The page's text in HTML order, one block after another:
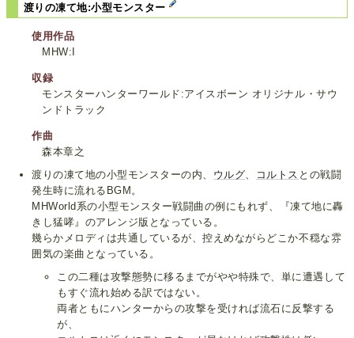
渡りの凍て地:小型モンスター
使用作品
MHW:I
収録
モンスターハンターワールド:アイスボーン オリジナル・サウ
ンドトラック
作曲
森本章之
渡りの凍て地の小型モンスターの内、 ウルグ コルトス との戦闘
発生時に流れるBGM。
MHWorld系の小型モンスター戦闘曲の例にもれず、『凍て地に轟
きし猛哮』のアレンジ版となっている。
幾らかメロディは共通しているが、控えめながらどこか不穏な雰
囲気の楽曲となっている。
この二種は攻撃態勢に移るまでがやや特殊で、単に遭遇して
もすぐ流れ始める訳ではない。
両者ともにハンターからの攻撃を受ければ流石に反撃する
が、